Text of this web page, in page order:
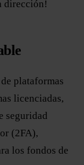
dirección!
plataformas
licenciadas,
seguridad
(2FA),
los fondos de